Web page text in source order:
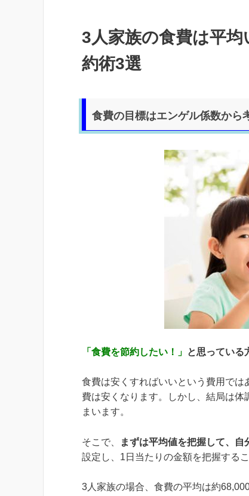
3人家族の食費は平
約術3選
食費の目標はエンゲル係数から
「食費を節約したい！」 と思っている
食費は安くすればいいという費用で
費は安くなります。しかし、結局は
まいます。
そこで、 まずは平均値を把握して、自
設定し、1日当たりの金額を把握する
3人家族の場合、食費の平均は約